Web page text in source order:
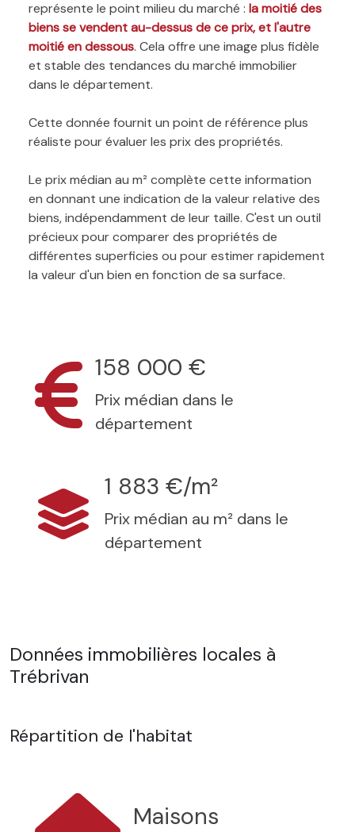
représente le point milieu du marché : la moitié des
biens se vendent au-dessus de ce prix, et l'autre
moitié en dessous. Cela offre une image plus fidèle
et stable des tendances du marché immobilier
dans le département.
Cette donnée fournit un point de référence plus
réaliste pour évaluer les prix des propriétés.
Le prix médian au m² complète cette information
en donnant une indication de la valeur relative des
biens, indépendamment de leur taille. C'est un outil
précieux pour comparer des propriétés de
différentes superficies ou pour estimer rapidement
la valeur d'un bien en fonction de sa surface.
158 000 €
Prix médian dans le
département
1 883 €/m²
Prix médian au m² dans le
département
Données immobilières locales à
Trébrivan
Répartition de l'habitat
Maisons